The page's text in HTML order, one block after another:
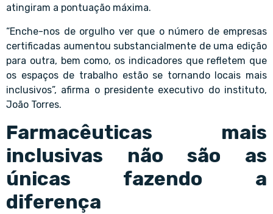
atingiram a pontuação máxima.
“Enche-nos de orgulho ver que o número de empresas
certificadas aumentou substancialmente de uma edição
para outra, bem como, os indicadores que refletem que
os espaços de trabalho estão se tornando locais mais
inclusivos”, afirma o presidente executivo do instituto,
João Torres.
Farmacêuticas mais
inclusivas não são as
únicas fazendo a
diferença